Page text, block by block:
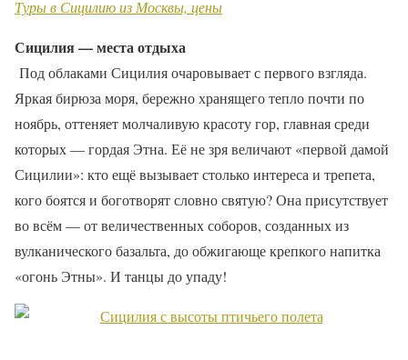
Туры в Сицилию из Москвы, цены
Сицилия — места отдыха
Под облаками Сицилия очаровывает с первого взгляда.
Яркая бирюза моря, бережно хранящего тепло почти по
ноябрь, оттеняет молчаливую красоту гор, главная среди
которых — гордая Этна. Её не зря величают «первой дамой
Сицилии»: кто ещё вызывает столько интереса и трепета,
кого боятся и боготворят словно святую? Она присутствует
во всём — от величественных соборов, созданных из
вулканического базальта, до обжигающе крепкого напитка
«огонь Этны». И танцы до упаду!